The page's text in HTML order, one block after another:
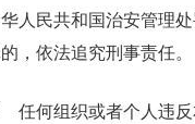
人民共和国治安管理
，依法追究刑事责任。
任何组织或者个人违